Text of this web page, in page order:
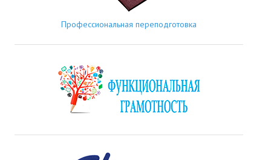
Профессиональная переподготовка